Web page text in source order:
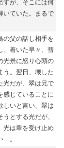
すが、そこには何
いていた。まるで
の父の話し相手を
、着いた早々、彗
光景に怒り心頭の
う。翌日、壊した
光だが、翠は兄で
感じていることに
しいと言い、翠は
とする光だが、
光は翠を受け止め
…。